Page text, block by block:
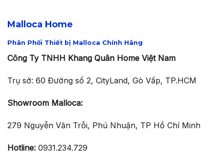
Malloca Home
Phân Phối Thiết bị Malloca Chính Hãng
Công Ty TNHH Khang Quân Home Việt Nam
Trụ sở: 60 Đường số 2, CityLand, Gò Vấp, TP.HCM
Showroom Malloca:
279 Nguyễn Văn Trỗi, Phú Nhuận, TP Hồ Chí Minh
Hotline: 0931.234.729